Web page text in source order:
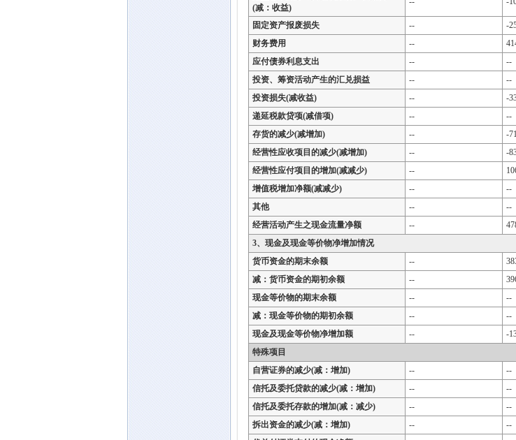
(减：收益)
固定资产报废损失 -- -
财务费用
--
应付债券利息支出
-- --
投资、筹资活动产生的汇兑损益
-- --
投资损失(减收益)
-- -
递延税款贷项(减借项)
-- --
存货的减少(减增加)
-- -
经营性应收项目的减少(减增加)
-- -
经营性应付项目的增加(减减少)
--
增值税增加净额(减减少)
-- --
其他
-- --
经营活动产生之现金流量净额
--
3、现金及现金等价物净增加情况
货币资金的期末余额
--
减：货币资金的期初余额
--
现金等价物的期末余额
-- --
减：现金等价物的期初余额
-- --
现金及现金等价物净增加额
-- -
特殊项目
自营证券的减少(减：增加)
-- --
信托及委托贷款的减少(减：增加)
-- --
信托及委托存款的增加(减：减少)
-- --
拆出资金的减少(减：增加)
-- --